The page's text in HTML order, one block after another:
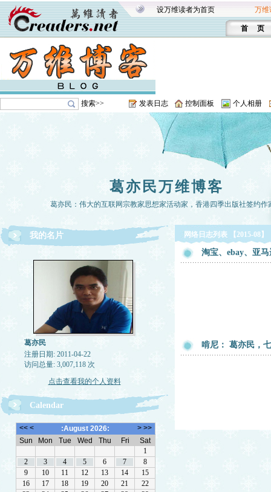
设万维读者为首页 万维
首 页
搜索>> 发表日志 控制面板 个人相册
葛亦民万维博客
葛亦民：伟大的互联网宗教家思想家活动家，香港四季出版社签约作
我的名片
葛亦民
注册日期: 2011-04-22
访问总量: 3,007,118 次
点击查看我的个人资料
Calendar
网络日志列表 【2015-08】
淘宝、ebay、亚
啃尼： 葛亦民，